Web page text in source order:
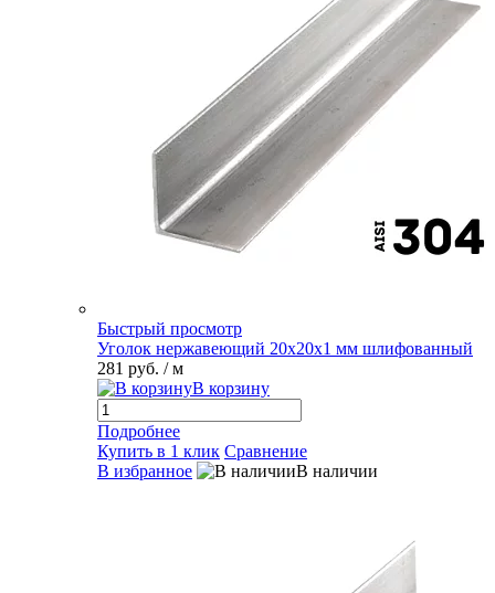
Быстрый просмотр
Уголок нержавеющий 20х20х1 мм шлифованный
281 руб. / м
В корзину
Подробнее
Купить в 1 клик Сравнение
В избранное
В наличии